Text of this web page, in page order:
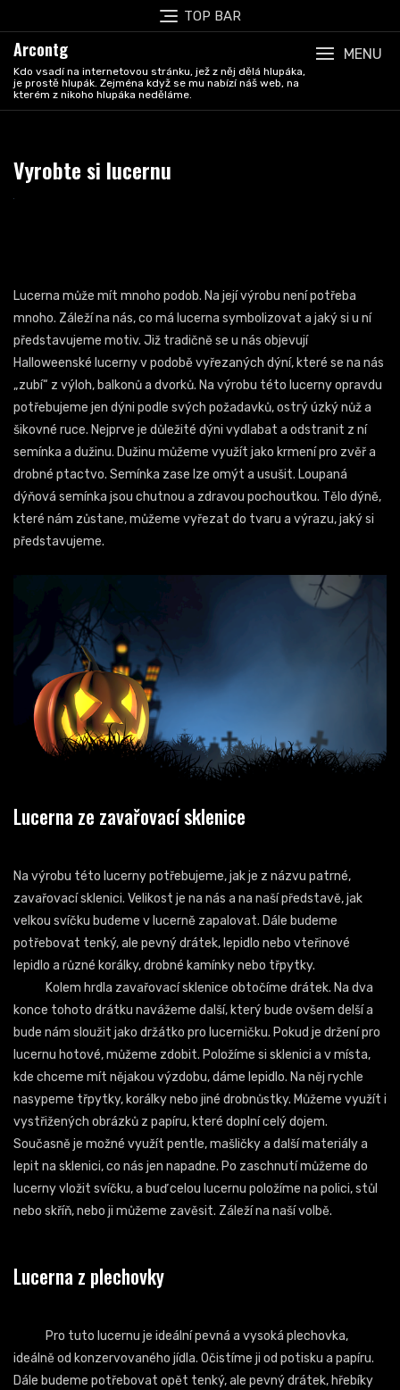
to
content
TOP BAR
Arcontg
Kdo vsadí na internetovou stránku, jež z něj dělá hlupáka,
je prostě hlupák. Zejména když se mu nabízí náš web, na
kterém z nikoho hlupáka neděláme.
MENU
Vyrobte si lucernu
Lucerna může mít mnoho podob. Na její výrobu není potřeba
mnoho. Záleží na nás, co má lucerna symbolizovat a jaký si u ní
představujeme motiv. Již tradičně se u nás objevují
Halloweenské lucerny v podobě vyřezaných dýní, které se na nás
„zubí“ z výloh, balkonů a dvorků. Na výrobu této lucerny opravdu
potřebujeme jen dýni podle svých požadavků, ostrý úzký nůž a
šikovné ruce. Nejprve je důležité dýni vydlabat a odstranit z ní
semínka a dužinu. Dužinu můžeme využít jako krmení pro zvěř a
drobné ptactvo. Semínka zase lze omýt a usušit. Loupaná
dýňová semínka jsou chutnou a zdravou pochoutkou. Tělo dýně,
které nám zůstane, můžeme vyřezat do tvaru a výrazu, jaký si
představujeme.
Lucerna ze zavařovací sklenice
Na výrobu této lucerny potřebujeme, jak je z názvu patrné,
zavařovací sklenici. Velikost je na nás a na naší představě, jak
velkou svíčku budeme v lucerně zapalovat. Dále budeme
potřebovat tenký, ale pevný drátek, lepidlo nebo vteřinové
lepidlo a různé korálky, drobné kamínky nebo třpytky.
Kolem hrdla zavařovací sklenice obtočíme drátek. Na dva
konce tohoto drátku navážeme další, který bude ovšem delší a
bude nám sloužit jako držátko pro lucerničku. Pokud je držení pro
lucernu hotové, můžeme zdobit. Položíme si sklenici a v místa,
kde chceme mít nějakou výzdobu, dáme lepidlo. Na něj rychle
nasypeme třpytky, korálky nebo jiné drobnůstky. Můžeme využít i
vystřižených obrázků z papíru, které doplní celý dojem.
Současně je možné využít pentle, mašličky a další materiály a
lepit na sklenici, co nás jen napadne. Po zaschnutí můžeme do
lucerny vložit svíčku, a buď celou lucernu položíme na polici, stůl
nebo skříň, nebo ji můžeme zavěsit. Záleží na naší volbě.
Lucerna z plechovky
Pro tuto lucernu je ideální pevná a vysoká plechovka,
ideálně od konzervovaného jídla. Očistíme ji od potisku a papíru.
Dále budeme potřebovat opět tenký, ale pevný drátek, hřebíky